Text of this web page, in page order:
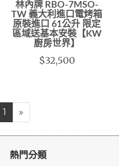
林內牌 RBO-7MSO-
TW 義大利進口電烤箱
原裝進口 61公升 限定
區域送基本安裝【KW
廚房世界】
$32,500
1 »
熱門分類